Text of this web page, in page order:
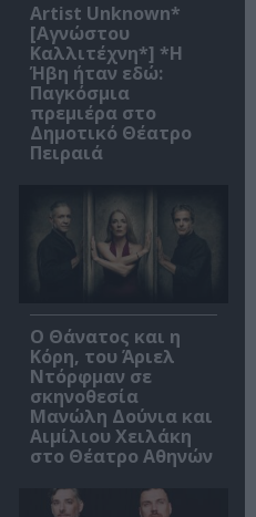
Artist Unknown*
[Αγνώστου
Καλλιτέχνη*] *Η
Ήβη ήταν εδώ:
Παγκόσμια
πρεμιέρα στο
Δημοτικό Θέατρο
Πειραιά
Ο Θάνατος και η
Κόρη, του Άριελ
Ντόρφμαν σε
σκηνοθεσία
Μανώλη Δούνια και
Αιμίλιου Χειλάκη
στο Θέατρο Αθηνών